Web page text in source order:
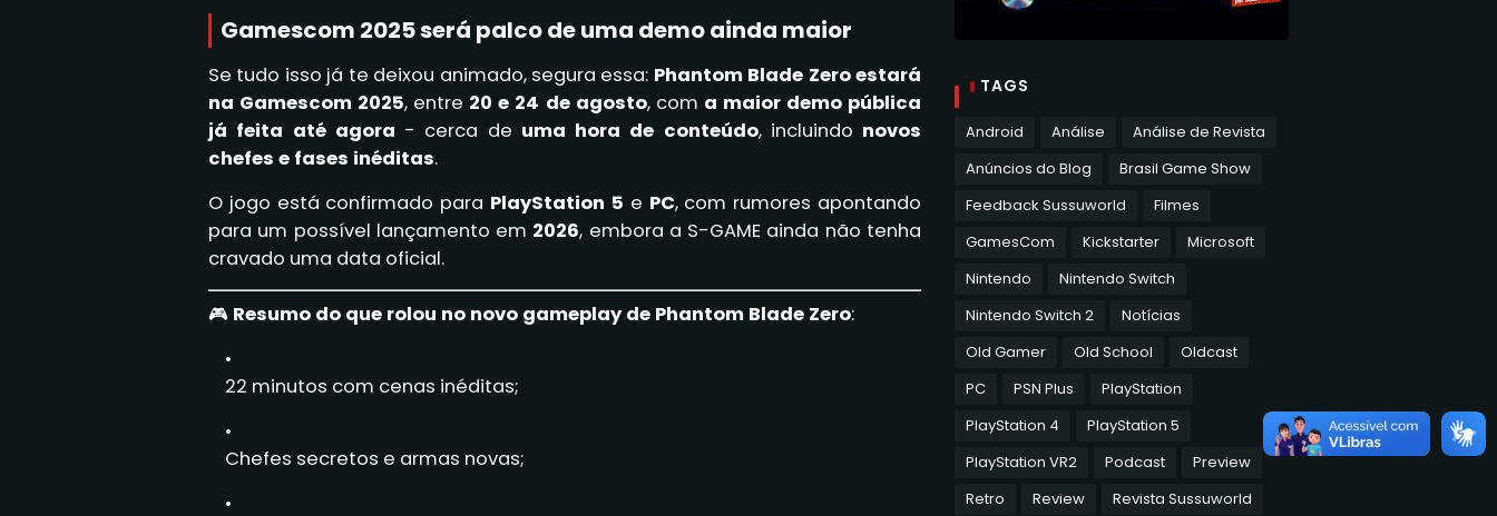
Gamescom 2025 será palco de uma demo ainda maior
Se tudo isso já te deixou animado, segura essa: Phantom Blade Zero estará
na Gamescom 2025, entre 20 e 24 de agosto, com a maior demo pública
já feita até agora - cerca de uma hora de conteúdo, incluindo novos
chefes e fases inéditas.
O jogo está confirmado para PlayStation 5 e PC, com rumores apontando
para um possível lançamento em 2026, embora a S-GAME ainda não tenha
cravado uma data oficial.
🎮 Resumo do que rolou no novo gameplay de Phantom Blade Zero:
22 minutos com cenas inéditas;
Chefes secretos e armas novas;
TAGS
Android Análise
Análise de Revista
Anúncios do Blog
Brasil Game Show
Feedback Sussuworld
Filmes
GamesCom
Kickstarter
Microsoft
Nintendo
Nintendo Switch
Nintendo Switch 2
Notícias
Old Gamer
Old School
Oldcast
PC
PSN Plus
PlayStation
PlayStation 4
PlayStation 5
PlayStation VR2
Podcast
Preview
Retro
Review
Revista Sussuworld